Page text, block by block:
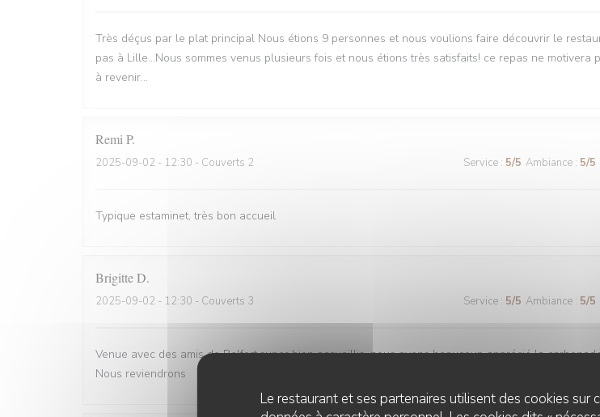
Le restaurant et ses partenaires utilisent des cookies
Très déçus par le plat principal Nous étions 9 personnes et nous voulions faire découvrir le
pas à Lille...Nous sommes venus plusieurs fois et nous étions très satisfaits! ce repas ne motivera
à revenir...
Remi P
2025-09-02 - 12:30 - Couverts 2 Service : 5/5 Ambiance : 5/5
Typique estaminet, très bon accueil
BrigitteD
2025-09-02 - 12:30 - Couverts 3 Service : 5/5 Ambiance : 5/5
Venue avec des amis de Belfort.super bien accueillis, nous avons beaucoup apprécié la
Nous reviendrons